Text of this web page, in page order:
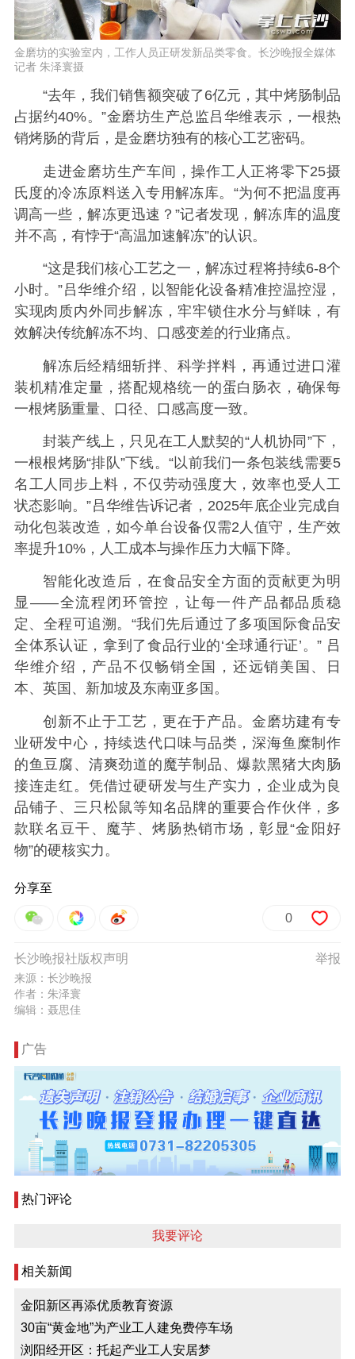
金磨坊的实验室内，工作人员正研发新品类零食。长沙晚报全媒体
记者 朱泽寰摄
“去年，我们销售额突破了6亿元，其中烤肠制品
占据约40%。”金磨坊生产总监吕华维表示，一根热
销烤肠的背后，是金磨坊独有的核心工艺密码。
走进金磨坊生产车间，操作工人正将零下25摄
氏度的冷冻原料送入专用解冻库。“为何不把温度再
调高一些，解冻更迅速？”记者发现，解冻库的温度
并不高，有悖于“高温加速解冻”的认识。
“这是我们核心工艺之一，解冻过程将持续6-8个
小时。”吕华维介绍，以智能化设备精准控温控湿，
实现肉质内外同步解冻，牢牢锁住水分与鲜味，有
效解决传统解冻不均、口感变差的行业痛点。
解冻后经精细斩拌、科学拌料，再通过进口灌
装机精准定量，搭配规格统一的蛋白肠衣，确保每
一根烤肠重量、口径、口感高度一致。
封装产线上，只见在工人默契的“人机协同”下，
一根根烤肠“排队”下线。“以前我们一条包装线需要5
名工人同步上料，不仅劳动强度大，效率也受人工
状态影响。”吕华维告诉记者，2025年底企业完成自
动化包装改造，如今单台设备仅需2人值守，生产效
率提升10%，人工成本与操作压力大幅下降。
智能化改造后，在食品安全方面的贡献更为明
显——全流程闭环管控，让每一件产品都品质稳
定、全程可追溯。 “我们先后通过了多项国际食品安
全体系认证，拿到了食品行业的‘全球通行证’。” 吕
华维介绍，产品不仅畅销全国，还远销美国、日
本、英国、新加坡及东南亚多国。
创新不止于工艺，更在于产品。金磨坊建有专
业研发中心，持续迭代口味与品类，深海鱼糜制作
的鱼豆腐、清爽劲道的魔芋制品、爆款黑猪大肉肠
接连走红。凭借过硬研发与生产实力，企业成为良
品铺子、三只松鼠等知名品牌的重要合作伙伴，多
款联名豆干、魔芋、烤肠热销市场，彰显“金阳好
物”的硬核实力。
分享至
0
举报
长沙晚报社版权声明
来源：长沙晚报
作者：朱泽寰
编辑：聂思佳
广告
热门评论
我要评论
相关新闻
金阳新区再添优质教育资源
30亩“黄金地”为产业工人建免费停车场
浏阳经开区：托起产业工人安居梦